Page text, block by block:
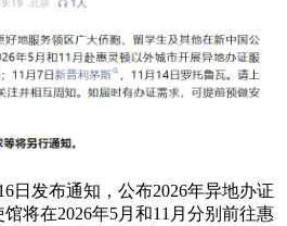
日发布通知，公布2026年异地办证
将在2026年5月和11月分别前往惠